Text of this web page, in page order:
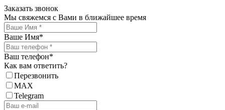
Заказать звонок
Мы свяжемся с Вами в ближайшее время
Ваше Имя*
Ваш телефон*
Как вам ответить?
Перезвонить
MAX
Telegram